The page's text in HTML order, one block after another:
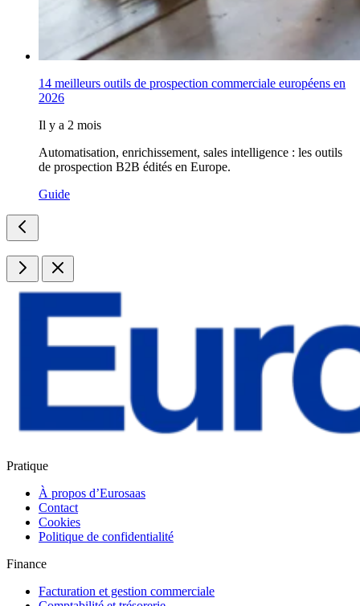
14 meilleurs outils de prospection commerciale européens en
2026
Il y a 2 mois
Automatisation, enrichissement, sales intelligence : les outils
de prospection B2B édités en Europe.
Guide
Pratique
À propos d’Eurosaas
Contact
Cookies
Politique de confidentialité
Finance
Facturation et gestion commerciale